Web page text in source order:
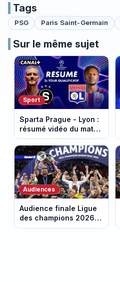
Tags
PSG Paris Saint-Germain
Sur le même sujet
Sport
Sparta Prague - Lyon :
résumé vidéo du match
de barrages de Ligue
des Champions
Audiences
Audience finale Ligue
des champions 2026 :
9,1 millions de